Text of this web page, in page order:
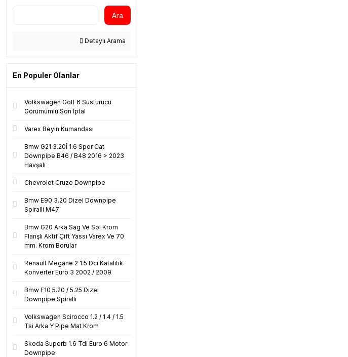
Ara
Detaylı Arama
En Populer Olanlar
Volkswagen Golf 6 Susturucu
Görümümlü Son İptal
Varex Beyin Kumandası
Bmw G21 3.20İ 1.6 Spor Cat
Downpipe B46 / B48 2016 > 2023
Havşalı
Chevrolet Cruze Downpipe
Bmw E90 3.20 Dizel Downpipe
Spiralli M47
Bmw G20 Arka Sag Ve Sol Krom
Flanşlı Aktif Çift Yassı Varex Ve 70
mm. Krom Borular
Renault Megane 2 1.5 Dci Katalitik
Konverter Euro 3 2002 / 2009
Bmw F10 5.20 / 5.25 Dizel
Downpipe Spiralli
Volkswagen Scirocco 1.2 / 1.4 / 1.5
Tsi Arka Y Pipe Mat Krom
Skoda Superb 1.6 Tdi Euro 6 Motor
Downpipe